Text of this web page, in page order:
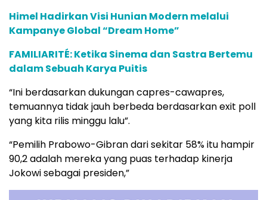
Himel Hadirkan Visi Hunian Modern melalui
Kampanye Global “Dream Home”
FAMILIARITÉ: Ketika Sinema dan Sastra Bertemu
dalam Sebuah Karya Puitis
“Ini berdasarkan dukungan capres-cawapres,
temuannya tidak jauh berbeda berdasarkan exit poll
yang kita rilis minggu lalu”.
“Pemilih Prabowo-Gibran dari sekitar 58% itu hampir
90,2 adalah mereka yang puas terhadap kinerja
Jokowi sebagai presiden,”